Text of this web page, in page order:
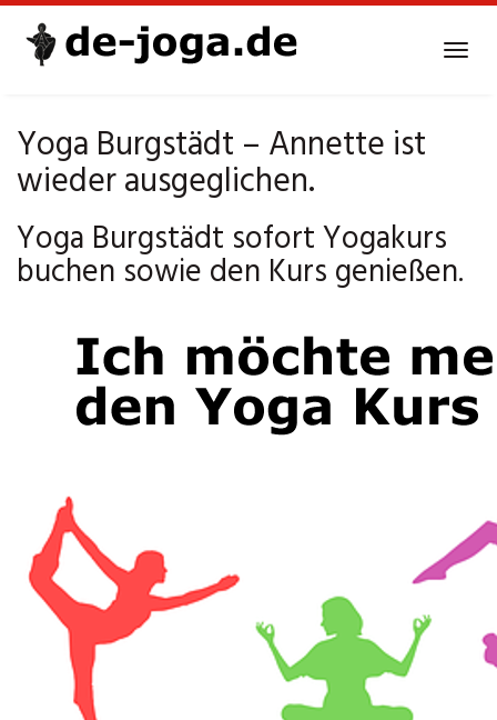
Yoga Burgstädt – Annette ist
wieder ausgeglichen.
Yoga Burgstädt sofort Yogakurs
buchen sowie den Kurs genießen.